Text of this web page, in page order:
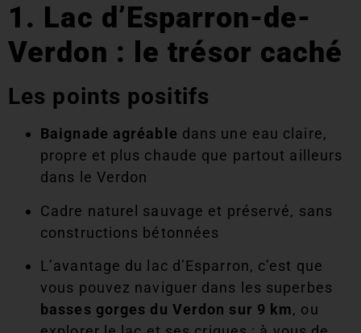
1. Lac d’Esparron-de-
Verdon : le trésor caché
Les points positifs
Baignade agréable dans une eau claire,
propre et plus chaude que partout ailleurs
dans le Verdon
Cadre naturel sauvage et préservé, sans
constructions bétonnées
L’avantage du lac d’Esparron, c’est que
vous pouvez naviguer dans les superbes
basses gorges du Verdon sur 9 km, ou